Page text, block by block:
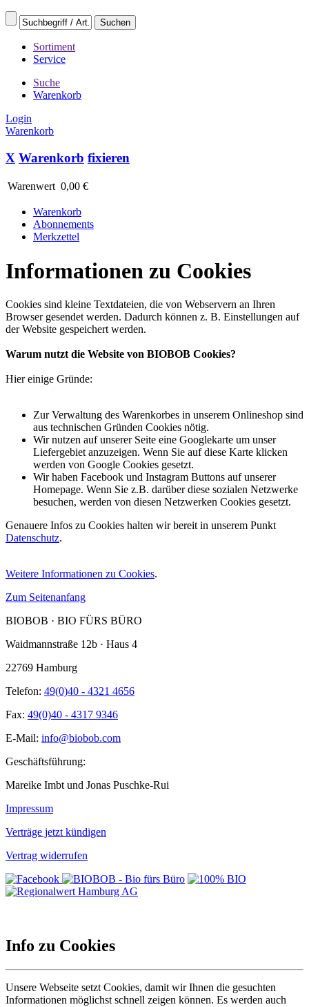
Sortiment
Service
Suche
Warenkorb
Login
Warenkorb
X Warenkorb fixieren
Warenwert 0,00 €
Warenkorb
Abonnements
Merkzettel
Informationen zu Cookies
Cookies sind kleine Textdateien, die von Webservern an Ihren
Browser gesendet werden. Dadurch können z. B. Einstellungen auf
der Website gespeichert werden.
Warum nutzt die Website von BIOBOB Cookies?
Hier einige Gründe:
Zur Verwaltung des Warenkorbes in unserem Onlineshop sind
aus technischen Gründen Cookies nötig.
Wir nutzen auf unserer Seite eine Googlekarte um unser
Liefergebiet anzuzeigen. Wenn Sie auf diese Karte klicken
werden von Google Cookies gesetzt.
Wir haben Facebook und Instagram Buttons auf unserer
Homepage. Wenn Sie z.B. darüber diese sozialen Netzwerke
besuchen, werden von diesen Netzwerken Cookies gesetzt.
Genauere Infos zu Cookies halten wir bereit in unserem Punkt
Datenschutz.
Weitere Informationen zu Cookies.
Zum Seitenanfang
BIOBOB · BIO FÜRS BÜRO
Waidmannstraße 12b · Haus 4
22769 Hamburg
Telefon: 49(0)40 - 4321 4656
Fax: 49(0)40 - 4317 9346
E-Mail: info@biobob.com
Geschäftsführung:
Mareike Imbt und Jonas Puschke-Rui
Impressum
Verträge jetzt kündigen
Vertrag widerrufen
Info zu Cookies
Unsere Webseite setzt Cookies, damit wir Ihnen die gesuchten
Informationen möglichst schnell zeigen können. Es werden auch